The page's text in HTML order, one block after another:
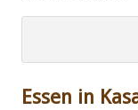
Essen in